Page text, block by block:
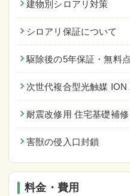
建物別シロアリ対策
シロアリ保証について
駆除後の5年保証・無料
次世代複合型光触媒 ION
耐震改修用 住宅基礎補修
害獣の侵入口封鎖
料金・費用